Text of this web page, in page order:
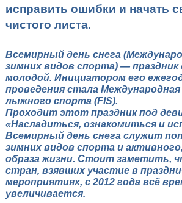
исправить ошибки и начать
чистого листа.
Всемирный день снега
зимних видов спорта) — праздник
молодой. Инициатором его
проведения стала
лыжного спорта (FIS).
Проходит этот праздник под
«Насладиться, ознакомиться и
Всемирный день снега служит
зимних видов спорта и
образа жизни. Стоит заметить,
стран, взявших участие в
мероприятиях, с 2012 года всё
увеличивается.